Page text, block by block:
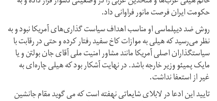
حکومت ایران فرصت مانور فراوانی داد.
روش ضد دیپلماسی او مناسب اهداف سیاست گذاری‌های آمریکا نبود و به
نظر می‌رسید که هیلی به موازات کاخ سفید رفتار کرده و حتی در رقابت با
سیاستگذاران اصلی آمریکا مانند مشاور امنیت ملی آقای جان بولتن و یا
مایک پمیئو وزیر خارجه باشد. در نهایت آشکار بود که هیلی چاره‌ای به
غیر از استعفا نداشت.
تایید این ادعا در لابلای شایعاتی نهفته است که می گوید مقام جانشین